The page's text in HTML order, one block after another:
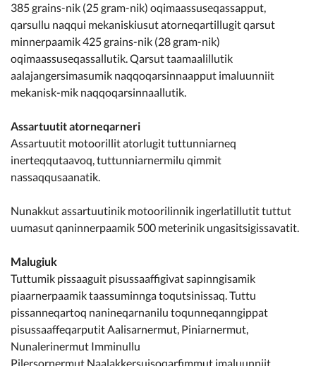
385 grains-nik (25 gram-nik) oqimaassuseqassapput,
qarsullu naqqui mekaniskiusut atorneqartillugit qarsut
minnerpaamik 425 grains-nik (28 gram-nik)
oqimaassuseqassallutik. Qarsut taamaalillutik
aalajangersimasumik naqqoqarsinnaapput imaluunniit
mekanisk-mik naqqoqarsinnaallutik.
Assartuutit atorneqarneri
Assartuutit motoorillit atorlugit tuttunniarneq
inerteqqutaavoq, tuttunniarnermilu qimmit
nassaqqusaanatik.
Nunakkut assartuutinik motoorilinnik ingerlatillutit tuttut
uumasut qaninnerpaamik 500 meterinik ungasitsigissavatit.
Malugiuk
Tuttumik pissaaguit pisussaaffigivat sapinngisamik
piaarnerpaamik taassuminnga toqutsinissaq. Tuttu
pissanneqartoq nanineqarnanilu toqunneqanngippat
pisussaaffeqarputit Aalisarnermut, Piniarnermut,
Nunalerinermut Imminullu
Pilersornermut Naalakkersuisoqarfimmut imaluunniit